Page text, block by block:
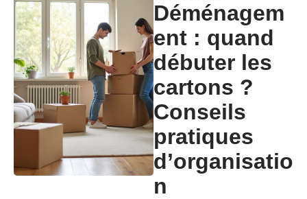
Déménagem
ent : quand
débuter les
cartons ?
Conseils
pratiques
d’organisatio
n